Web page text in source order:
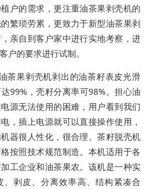
户的需求，更注重油茶果剥壳机的
繁琐劳累，更致力于新型油茶果剥
，亲自到客户家中进行实地考察，进
户的要求进行试制。
茶果剥壳机剥出的油茶籽表皮光滑
99% ，壳籽分离率可98%。担心油
源无法使用的困难，用户看到我们
，插上电源就可以直接操作使用，
器很人性化，很合理。茶籽脱壳机
按照技术规范制造。本机适用于各
工企业和油茶果农。该机是一种实
、剥皮、分离效率高、结构紧凑合